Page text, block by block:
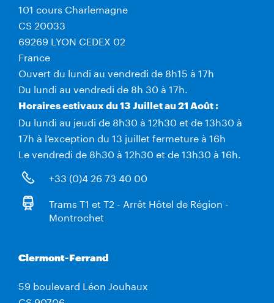
101 cours Charlemagne
CS 20033
69269 LYON CEDEX 02
France
Ouvert du lundi au vendredi de 8h15 à 17h
Du lundi au vendredi de 8h 30 à 17h.
Horaires estivaux du 13 Juillet au 21 Août :
Du lundi au jeudi de 8h30 à 12h30 et de 13h30 à
17h à l’exception du 13 juillet fermeture à 16h
Le vendredi de 8h30 à 12h30 et de 13h30 à 16h.
+33 (0)4 26 73 40 00
Trams T1 et T2 - Arrêt Hôtel de Région -
Montrochet
Clermont-Ferrand
59 boulevard Léon Jouhaux